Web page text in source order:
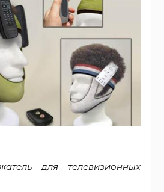
для телевизионных